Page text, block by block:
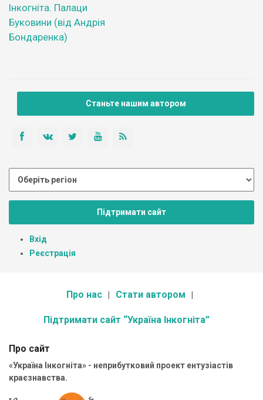
Інкогніта. Палаци
Буковини (від Андрія
Бондаренка)
Станьте нашим автором
Підтримати сайт
Вхід
Реєстрація
Про нас Стати автором
Підтримати сайт “Україна Інкогніта”
Про сайт
«Україна Інкогніта» - неприбутковий проект ентузіастів
краєзнавства.